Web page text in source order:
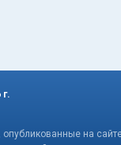
г.
на